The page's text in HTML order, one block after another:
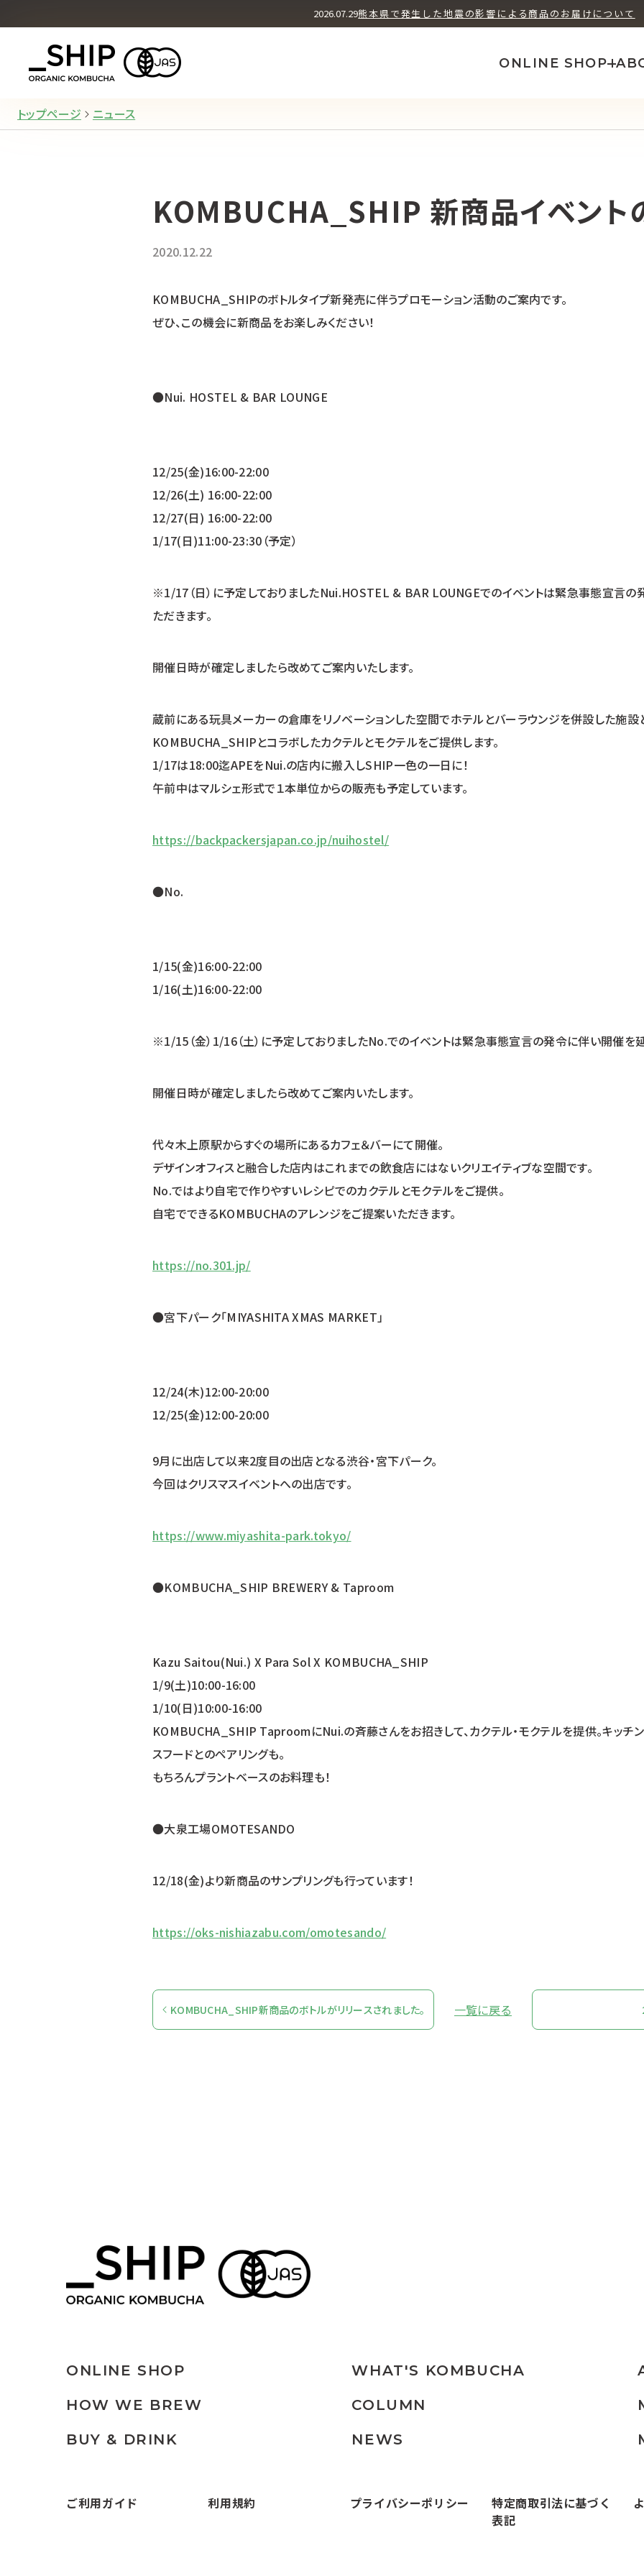
2026.07.29熊本県で発生した地震の影響による商品のお届けについて
ONLINE SHOP
ユズ ヘッズ シソ フューチャー
What's KOMBUCHA How We Brew
トップページ ニュース
KOMBUCHA_SHIP 新商品イベント
2020.12.22
KOMBUCHA_SHIPのボトルタイプ新発売に伴うプロモーション活動のご案内です。
ぜひ、この機会に新商品をお楽しみください！
●Nui. HOSTEL & BAR LOUNGE
12/25(金)16:00-22:00
12/26(土) 16:00-22:00
12/27(日) 16:00-22:00
1/17(日)11:00-23:30（予定）
※1/17（日）に予定しておりましたNui.HOSTEL & BAR LOUNGEでのイベントは緊急事態宣言の
ただきます。
開催日時が確定しましたら改めてご案内いたします。
蔵前にある玩具メーカーの倉庫をリノベーションした空間でホテルとバーラウンジを併設した施設
KOMBUCHA_SHIPとコラボしたカクテルとモクテルをご提供します。
1/17は18:00迄APEをNui.の店内に搬入しSHIP一色の一日に！
午前中はマルシェ形式で１本単位からの販売も予定しています。
https://backpackersjapan.co.jp/nuihostel/
●No.
1/15(金)16:00-22:00
1/16(土)16:00-22:00
※1/15（金）1/16（土）に予定しておりましたNo.でのイベントは緊急事態宣言の発令に伴い開催を
開催日時が確定しましたら改めてご案内いたします。
代々木上原駅からすぐの場所にあるカフェ＆バーにて開催。
デザインオフィスと融合した店内はこれまでの飲食店にはないクリエイティブな空間です。
No.ではより自宅で作りやすいレシピでのカクテルとモクテルをご提供。
自宅でできるKOMBUCHAのアレンジをご提案いただきます。
https://no.301.jp/
●宮下パーク「MIYASHITA XMAS MARKET」
12/24(木)12:00-20:00
12/25(金)12:00-20:00
9月に出店して以来2度目の出店となる渋谷・宮下パーク。
今回はクリスマスイベントへの出店です。
https://www.miyashita-park.tokyo/
●KOMBUCHA_SHIP BREWERY & Taproom
Kazu Saitou(Nui.) X Para Sol X KOMBUCHA_SHIP
1/9(土)10:00-16:00
1/10(日)10:00-16:00
KOMBUCHA_SHIP TaproomにNui.の斉藤さんをお招きして、カクテル・モクテルを提供。キッチ
スフードとのペアリングも。
もちろんプラントベースのお料理も！
●大泉工場OMOTESANDO
12/18(金)より新商品のサンプリングも行っています！
https://oks-nishiazabu.com/omotesando/
KOMBUCHA_SHIP新商品のボトルがリリースされました。 一覧に戻る
ONLINE SHOP WHAT'S KOMBUCHA
HOW WE BREW
COLUMN
BUY & DRINK
NEWS
ご利用ガイド 利用規約 プライバシーポリシー
特定商取引法に基づく
表記